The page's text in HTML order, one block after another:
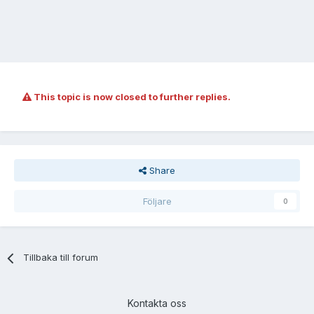
This topic is now closed to further replies.
Share
Följare 0
Tillbaka till forum
Kontakta oss